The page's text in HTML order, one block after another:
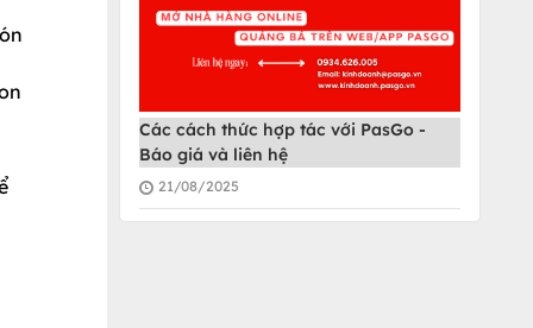
Các cách thức hợp tác với PasGo -
Báo giá và liên hệ
21/08/2025